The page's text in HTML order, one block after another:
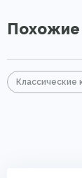
Похожие
Классические